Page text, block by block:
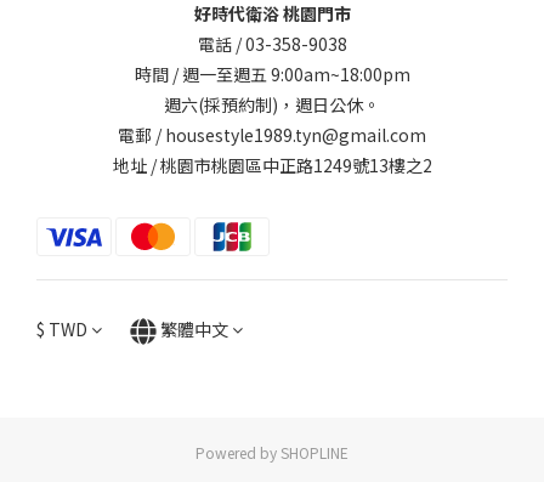
好時代衛浴 桃園門市
電話 / 03-358-9038
時間 / 週一至週五 9:00am~18:00pm
週六(採預約制)，週日公休。
電郵 / housestyle1989.tyn@gmail.com
地址 / 桃園市桃園區中正路1249號13樓之2
$ TWD 繁體中文
Powered by SHOPLINE